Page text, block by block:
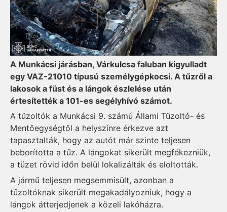
A Munkácsi járásban, Várkulcsa faluban kigyulladt
egy VAZ-21010 típusú személygépkocsi. A tűzről a
lakosok a füst és a lángok észlelése után
értesítették a 101-es segélyhívó számot.
A tűzoltók a Munkácsi 9. számú Állami Tűzoltó- és
Mentőegységtől a helyszínre érkezve azt
tapasztalták, hogy az autót már szinte teljesen
beborította a tűz. A lángokat sikerült megfékezniük,
a tüzet rövid időn belül lokalizálták és eloltották.
A jármű teljesen megsemmisült, azonban a
tűzoltóknak sikerült megakadályozniuk, hogy a
lángok átterjedjenek a közeli lakóházra.